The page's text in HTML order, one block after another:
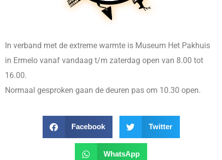
In verband met de extreme warmte is Museum Het Pakhuis
in Ermelo vanaf vandaag t/m zaterdag open van 8.00 tot
16.00.
Normaal gesproken gaan de deuren pas om 10.30 open.
Facebook Twitter
WhatsApp